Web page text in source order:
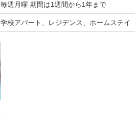
毎週月曜 期間は1週間から1年まで
学校アパート、レジデンス、ホームステイ